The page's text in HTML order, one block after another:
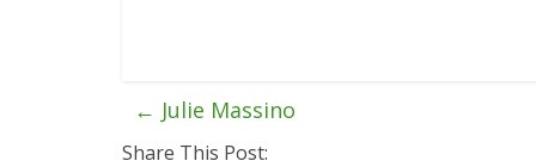
← Julie Massino
Share This Post: